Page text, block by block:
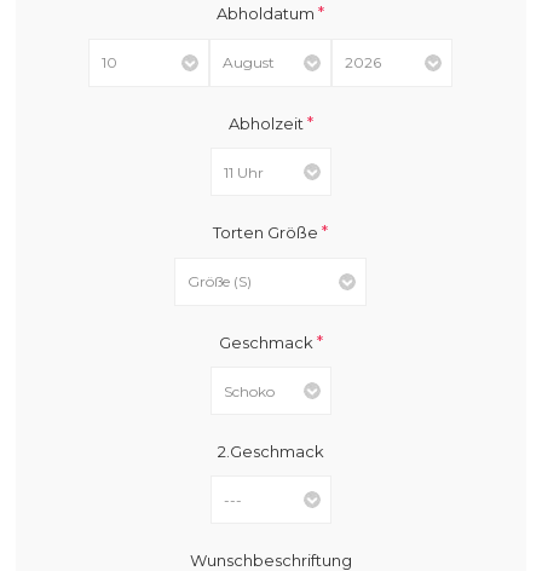
Abholdatum*
Abholzeit *
Torten Größe*
Geschmack *
2.Geschmack
Wunschbeschriftung